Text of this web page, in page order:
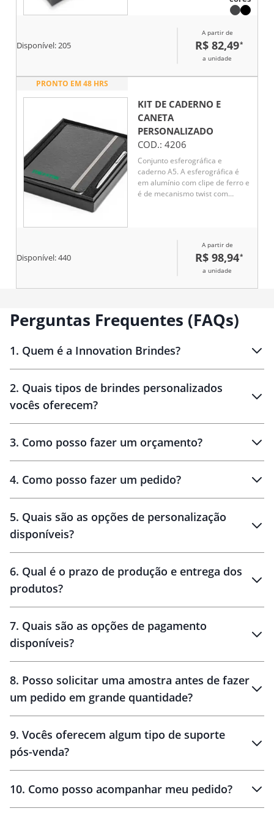
Disponível:205
A partir de
R$ 82,49*
a unidade
PRONTO EM 48 HRS
KIT DE CADERNO E
CANETA
PERSONALIZADO
COD.: 4206
Conjunto esferográfica e
caderno A5. A esferográfica é
em alumínio com clipe de ferro e
é de mecanismo twist com
Disponível:440
A partir de
R$ 98,94*
a unidade
Perguntas Frequentes (FAQs)
1. Quem é a Innovation Brindes?
Brindes personalizados
2. Quais tipos de brindes personalizados
vocês oferecem?
personalizados
3. Como posso fazer um orçamento?
brinde
personalização
4. Como posso fazer um pedido?
amostra virtual
5. Quais são as opções de personalização
disponíveis?
6. Qual é o prazo de produção e entrega dos
produtos?
10 dias
brinde
48 horas
7. Quais são as opções de pagamento
disponíveis?
8. Posso solicitar uma amostra antes de fazer
um pedido em grande quantidade?
amostras
9. Vocês oferecem algum tipo de suporte
pós-venda?
10. Como posso acompanhar meu pedido?